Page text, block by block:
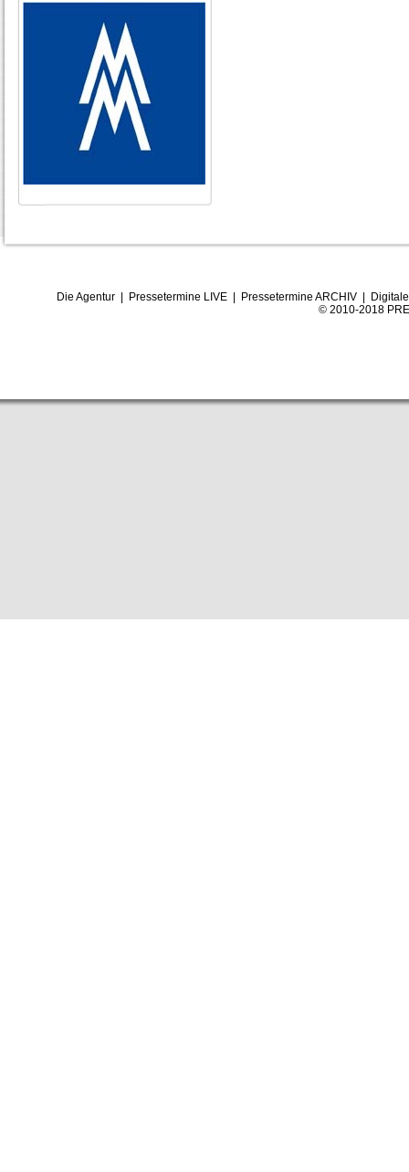
Die Agentur| Pressetermine LIVE| Pressetermine ARCHIV|
© 2010-2018